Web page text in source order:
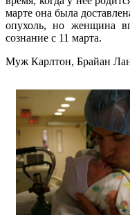
марте она была
опухоль, но женщина
сознание с 11 марта.
Муж Карлтон, Брайан